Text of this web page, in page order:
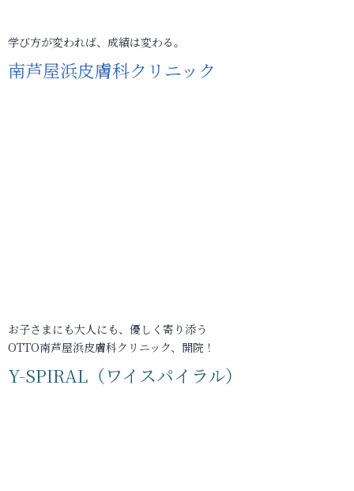
学び方が変われば、成績は変わる。
南芦屋浜皮膚科クリニック
お子さまにも大人にも、優しく寄り添う
OTTO南芦屋浜皮膚科クリニック、開院！
Y-SPIRAL（ワイスパイラル）